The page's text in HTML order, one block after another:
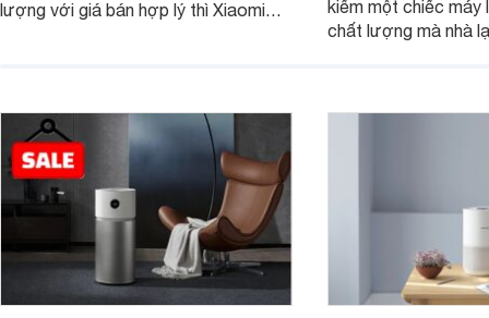
lượng với giá bán hợp lý thì Xiaomi
kiếm một chiếc máy
chất lượng mà nhà